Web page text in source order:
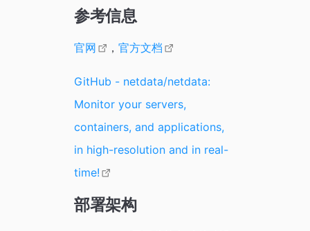
参考信息
官网 ， 官方文档
GitHub - netdata/netdata:
Monitor your servers,
containers, and applications,
in high-resolution and in real-
time!
部署架构